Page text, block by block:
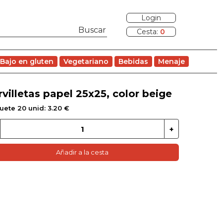
Login
Cesta: 0
Bajo en gluten Vegetariano Bebidas Menaje
papel 25x25, color beige
20 unid: 3.20 €
Añadir a la cesta